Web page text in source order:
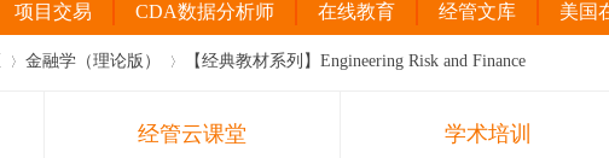
项目交易 CDA数据分析师 在线教育 经管文库 美国
金融学（理论版） 【经典教材系列】Engineering Risk and Finance
经管云课堂 学术培训